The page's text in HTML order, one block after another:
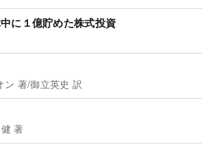
に１億貯めた株式投資
ン 著/御立英史 訳
著